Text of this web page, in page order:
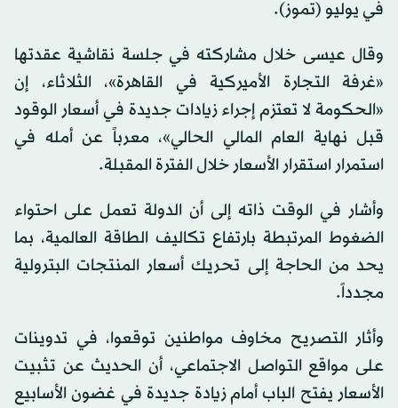
في يوليو (تموز).
وقال عيسى خلال مشاركته في جلسة نقاشية عقدتها
«غرفة التجارة الأميركية في القاهرة»، الثلاثاء، إن
«الحكومة لا تعتزم إجراء زيادات جديدة في أسعار الوقود
قبل نهاية العام المالي الحالي»، معرباً عن أمله في
استمرار استقرار الأسعار خلال الفترة المقبلة.
وأشار في الوقت ذاته إلى أن الدولة تعمل على احتواء
الضغوط المرتبطة بارتفاع تكاليف الطاقة العالمية، بما
يحد من الحاجة إلى تحريك أسعار المنتجات البترولية
مجدداً.
وأثار التصريح مخاوف مواطنين توقعوا، في تدوينات
على مواقع التواصل الاجتماعي، أن الحديث عن تثبيت
الأسعار يفتح الباب أمام زيادة جديدة في غضون الأسابيع